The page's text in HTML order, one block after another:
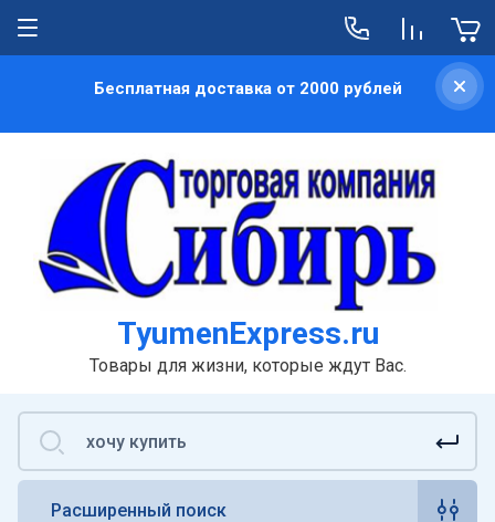
Бесплатная доставка от 2000 рублей
TyumenExpress.ru
Товары для жизни, которые ждут Вас.
Расширенный поиск